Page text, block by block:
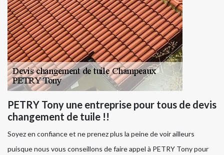
PETRY Tony une entreprise pour tous de devis
changement de tuile !!
Soyez en confiance et ne prenez plus la peine de voir ailleurs
puisque nous vous conseillons de faire appel à PETRY Tony pour